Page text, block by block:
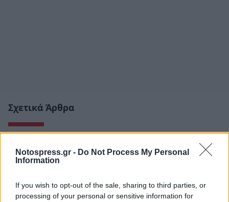
Notospress.gr - Do Not Process My Personal
Information
If you wish to opt-out of the sale, sharing to third parties, or
processing of your personal or sensitive information for
Σχετικά Άρθρα